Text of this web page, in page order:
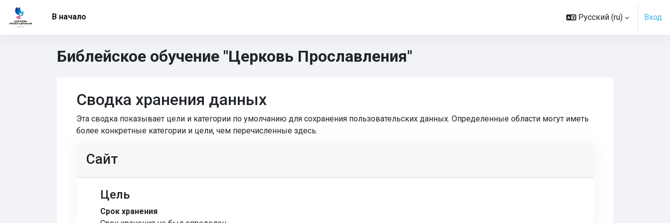
Перейти к основному содержанию
В начало
Русский ‎(ru)‎ Вход
Библейское обучение "Церковь Прославления"
Сводка хранения данных
Эта сводка показывает цели и категории по умолчанию для сохранения пользовательских данных. Определенные области могут иметь
более конкретные категории и цели, чем перечисленные здесь.
Сайт
Цель
Срок хранения